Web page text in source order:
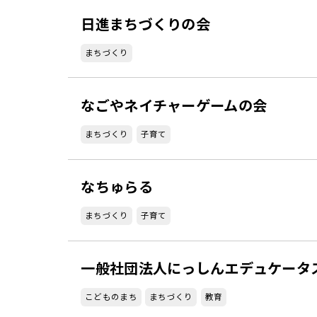
日進まちづくりの会
まちづくり
なごやネイチャーゲームの会
まちづくり 子育て
なちゅらる
まちづくり 子育て
一般社団法人にっしんエデュケータ
こどものまち まちづくり 教育